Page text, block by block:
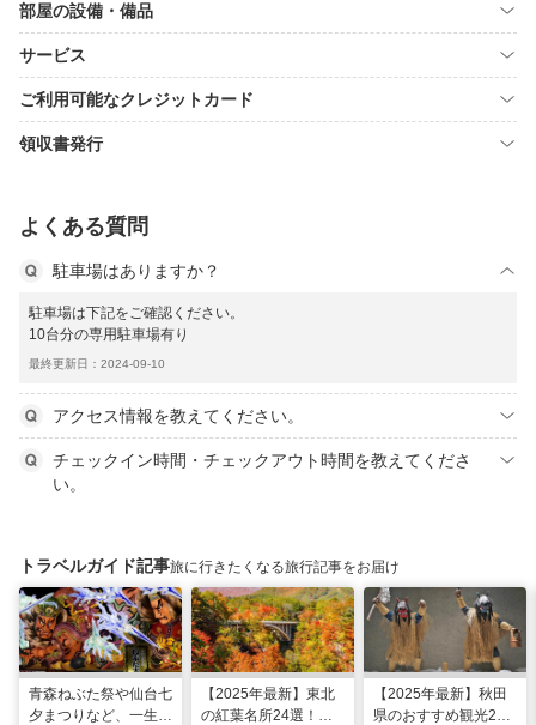
部屋の設備・備品
サービス
ご利用可能なクレジットカード
領収書発行
よくある質問
駐車場はありますか？
駐車場は下記をご確認ください。
10台分の専用駐車場有り
最終更新日：2024-09-10
アクセス情報を教えてください。
チェックイン時間・チェックアウト時間を教えてくださ
い。
トラベルガイド記事旅に行きたくなる旅行記事をお届け
青森ねぶた祭や仙台七
夕まつりなど、一生に
【2025年最新】東北
の紅葉名所24選！見
【2025年最新】秋田
県のおすすめ観光28